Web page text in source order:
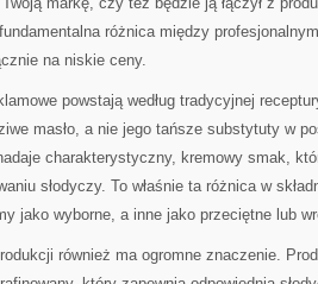
różnica między
na niskie ceny.
powstają według tradycyjnej
masło, a nie jego tańsze substytuty w
charakterystyczny, kremowy smak,
słodyczy. To właśnie ta różnica w
jako wyborne, a inne jako przeciętne lub
również ma ogromne znaczenie.